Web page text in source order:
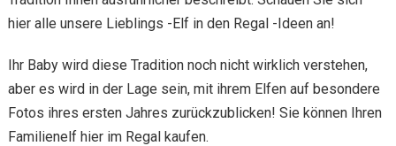
hier alle unsere Lieblings -Elf in den Regal -Ideen an!
Ihr Baby wird diese Tradition noch nicht wirklich verstehen,
aber es wird in der Lage sein, mit ihrem Elfen auf besondere
Fotos ihres ersten Jahres zurückzublicken! Sie können Ihren
Familienelf hier im Regal kaufen.